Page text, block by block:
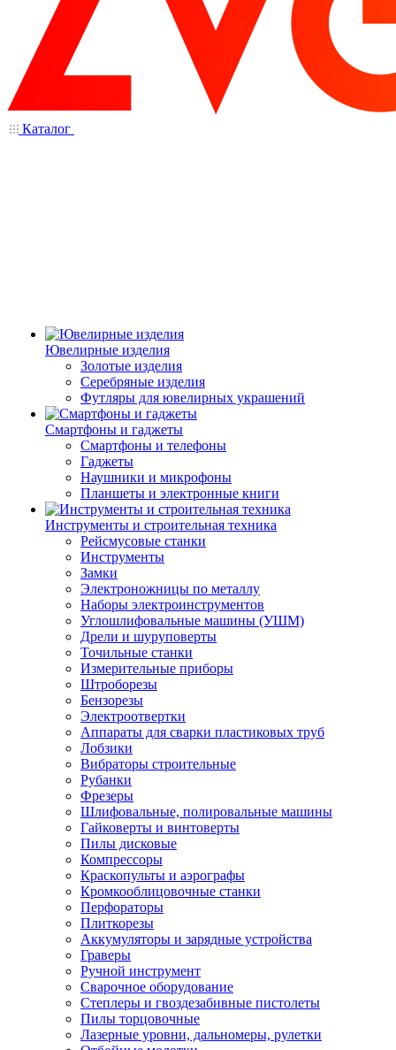
Каталог
Ювелирные изделия
Золотые изделия
Серебряные изделия
Футляры для ювелирных украшений
Смартфоны и гаджеты
Смартфоны и телефоны
Гаджеты
Наушники и микрофоны
Планшеты и электронные книги
Инструменты и строительная техника
Рейсмусовые станки
Инструменты
Замки
Электроножницы по металлу
Наборы электроинструментов
Углошлифовальные машины (УШМ)
Дрели и шуруповерты
Точильные станки
Измерительные приборы
Штроборезы
Бензорезы
Электроотвертки
Аппараты для сварки пластиковых труб
Лобзики
Вибраторы строительные
Рубанки
Фрезеры
Шлифовальные, полировальные машины
Гайковерты и винтоверты
Пилы дисковые
Компрессоры
Краскопульты и аэрографы
Кромкооблицовочные станки
Перфораторы
Плиткорезы
Аккумуляторы и зарядные устройства
Граверы
Ручной инструмент
Сварочное оборудование
Степлеры и гвоздезабивные пистолеты
Пилы торцовочные
Лазерные уровни, дальномеры, рулетки